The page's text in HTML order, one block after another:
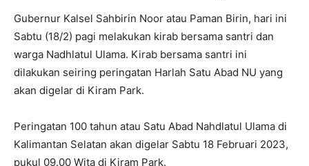
Gubernur Kalsel Sahbirin Noor atau Paman Birin, hari ini
Sabtu (18/2) pagi melakukan kirab bersama santri dan
warga Nadhlatul Ulama. Kirab bersama santri ini
dilakukan seiring peringatan Harlah Satu Abad NU yang
akan digelar di Kiram Park.
Peringatan 100 tahun atau Satu Abad Nahdlatul Ulama di
Kalimantan Selatan akan digelar Sabtu 18 Februari 2023,
pukul 09.00 Wita di Kiram Park.